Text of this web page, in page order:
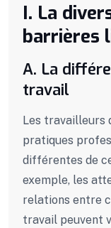
I. La
barrières
A. La
travail
Les travailleurs
pratiques
différentes de
exemple, les
relations entre
travail peuvent